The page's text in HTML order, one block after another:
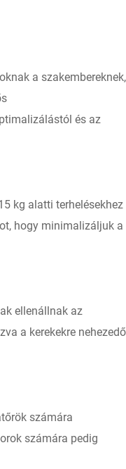
a szakembereknek,
és az
kg alatti terhelésekhez
hogy minimalizáljuk a
ellenállnak az
a kerekekre nehezedő
számára
számára pedig